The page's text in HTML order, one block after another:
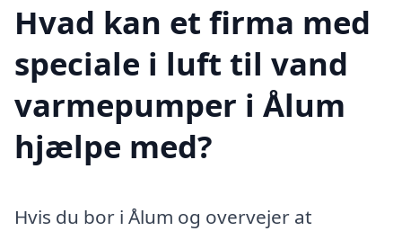
Hvad kan et firma med
speciale i luft til vand
varmepumper i Ålum
hjælpe med?
Hvis du bor i Ålum og overvejer at